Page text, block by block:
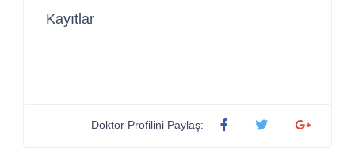
Kayıtlar
Doktor Profilini Paylaş: